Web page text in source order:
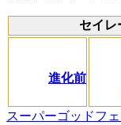
セイレ
進化前
スーパーゴッドフ